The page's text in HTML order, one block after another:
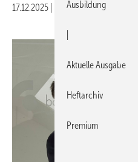
17.12.2025 Druckvorschau
Ausbildung
Aktuelle Ausgabe
Heftarchiv
Premium